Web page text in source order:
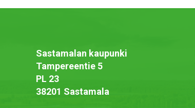
Sastamalan kaupunki
Tampereentie 5
PL 23
38201 Sastamala